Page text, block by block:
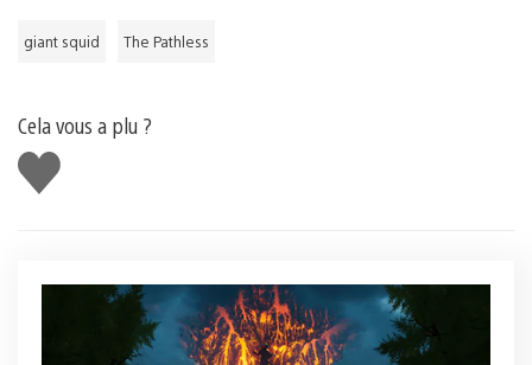
giant squid The Pathless
Cela vous a plu ?
J'aime